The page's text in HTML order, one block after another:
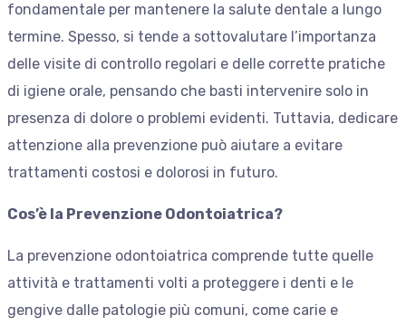
fondamentale per mantenere la salute dentale a lungo
termine. Spesso, si tende a sottovalutare l’importanza
delle visite di controllo regolari e delle corrette pratiche
di igiene orale, pensando che basti intervenire solo in
presenza di dolore o problemi evidenti. Tuttavia, dedicare
attenzione alla prevenzione può aiutare a evitare
trattamenti costosi e dolorosi in futuro.
Cos’è la Prevenzione Odontoiatrica?
La prevenzione odontoiatrica comprende tutte quelle
attività e trattamenti volti a proteggere i denti e le
gengive dalle patologie più comuni, come carie e